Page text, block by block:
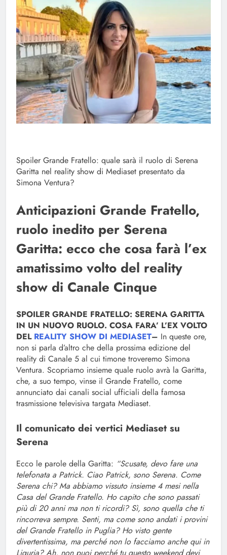
Spoiler Grande Fratello: quale sarà il ruolo di Serena
Garitta nel reality show di Mediaset presentato da
Simona Ventura?
Anticipazioni Grande Fratello,
ruolo inedito per Serena
Garitta: ecco che cosa farà l’ex
amatissimo volto del reality
show di Canale Cinque
SPOILER GRANDE FRATELLO: SERENA GARITTA
IN UN NUOVO RUOLO. COSA FARA’ L’EX VOLTO
DEL REALITY SHOW DI MEDIASET– In queste ore,
non si parla d’altro che della prossima edizione del
reality di Canale 5 al cui timone troveremo Simona
Ventura. Scopriamo insieme quale ruolo avrà la Garitta,
che, a suo tempo, vinse il Grande Fratello, come
annunciato dai canali social ufficiali della famosa
trasmissione televisiva targata Mediaset.
Il comunicato dei vertici Mediaset su
Serena
Ecco le parole della Garitta: “Scusate, devo fare una
telefonata a Patrick. Ciao Patrick, sono Serena. Come
Serena chi? Ma abbiamo vissuto insieme 4 mesi nella
Casa del Grande Fratello. Ho capito che sono passati
più di 20 anni ma non ti ricordi? Sì, sono quella che ti
rincorreva sempre. Senti, ma come sono andati i provini
del Grande Fratello in Puglia? Ho visto gente
divertentissima, ma perché non lo facciamo anche qui in
Liguria? Ah, non puoi perché tu questo weekend devi